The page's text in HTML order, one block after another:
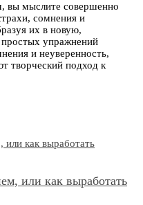
вы мыслите совершенно
сомнения и
их в новую,
простых упражнений
и неуверенность,
творческий подход к
или как выработать